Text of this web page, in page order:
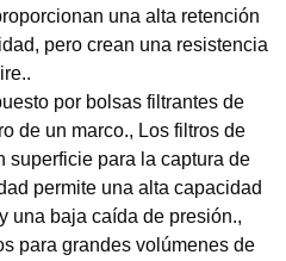
una alta retención
pero crean una resistencia
por bolsas filtrantes de
de un marco., Los filtros de
superficie para la captura de
permite una alta capacidad
una baja caída de presión.,
para grandes volúmenes de